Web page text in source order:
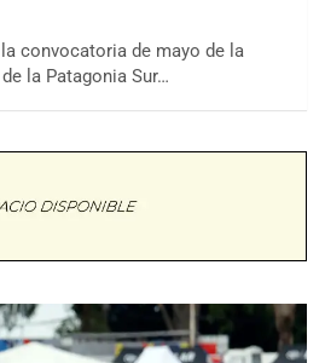
convocatoria de mayo de la
la Patagonia Sur…